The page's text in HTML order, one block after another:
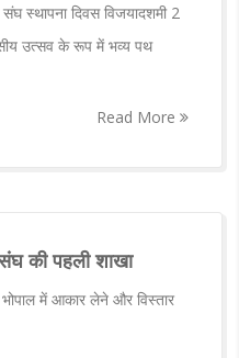
स्थापना दिवस विजयादशमी 2
उत्सव के रूप में भव्य पथ
Read More
की पहली शाखा
में आकार लेने और विस्तार